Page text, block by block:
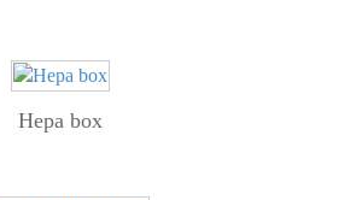
Hepa box